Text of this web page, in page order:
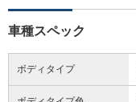
車種スペック
ボディタイプ